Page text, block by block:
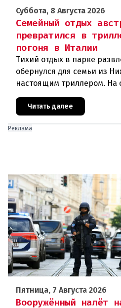
Суббота, 8 Августа 2026
Семейный отдых
превратился в
погоня в Италии
Тихий отдых в парке
обернулся для семьи из
настоящим триллером. На
автостраде между
подверглась обстрелу, за
Читать далее
Реклама
Пятница, 7 Августа 2026
Вооружённый налёт